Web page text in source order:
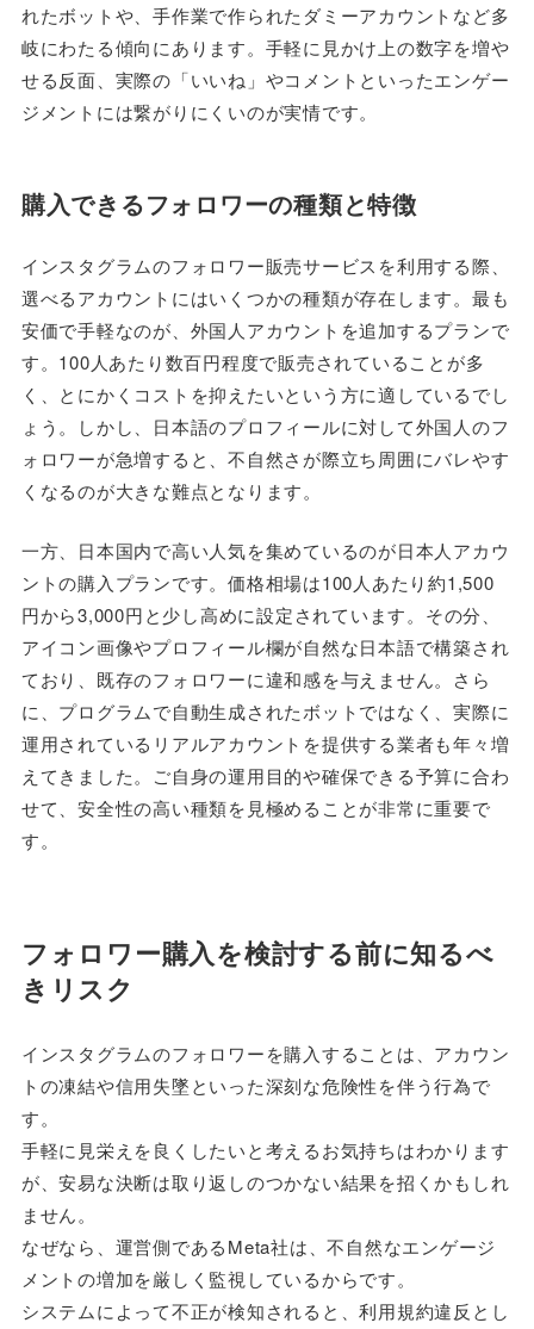
れたボットや、手作業で作られたダミーアカウントなど多
岐にわたる傾向にあります。手軽に見かけ上の数字を増や
せる反面、実際の「いいね」やコメントといったエンゲー
ジメントには繋がりにくいのが実情です。
購入できるフォロワーの種類と特徴
インスタグラムのフォロワー販売サービスを利用する際、
選べるアカウントにはいくつかの種類が存在します。最も
安価で手軽なのが、外国人アカウントを追加するプランで
す。100人あたり数百円程度で販売されていることが多
く、とにかくコストを抑えたいという方に適しているでし
ょう。しかし、日本語のプロフィールに対して外国人のフ
ォロワーが急増すると、不自然さが際立ち周囲にバレやす
くなるのが大きな難点となります。
一方、日本国内で高い人気を集めているのが日本人アカウ
ントの購入プランです。価格相場は100人あたり約1,500
円から3,000円と少し高めに設定されています。その分、
アイコン画像やプロフィール欄が自然な日本語で構築され
ており、既存のフォロワーに違和感を与えません。さら
に、プログラムで自動生成されたボットではなく、実際に
運用されているリアルアカウントを提供する業者も年々増
えてきました。ご自身の運用目的や確保できる予算に合わ
せて、安全性の高い種類を見極めることが非常に重要で
す。
フォロワー購入を検討する前に知るべ
きリスク
インスタグラムのフォロワーを購入することは、アカウン
トの凍結や信用失墜といった深刻な危険性を伴う行為で
す。
手軽に見栄えを良くしたいと考えるお気持ちはわかります
が、安易な決断は取り返しのつかない結果を招くかもしれ
ません。
なぜなら、運営側であるMeta社は、不自然なエンゲージ
メントの増加を厳しく監視しているからです。
システムによって不正が検知されると、利用規約違反とし